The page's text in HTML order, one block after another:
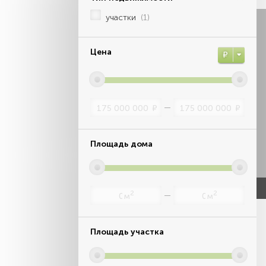
участки (1)
Цена Р
Р Р
Площадь дома
м2 м2
Площадь участка